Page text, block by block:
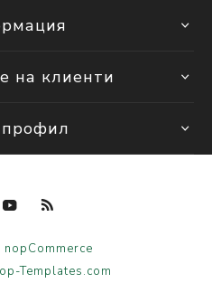
на клиенти
nopCommerce
Templates.com